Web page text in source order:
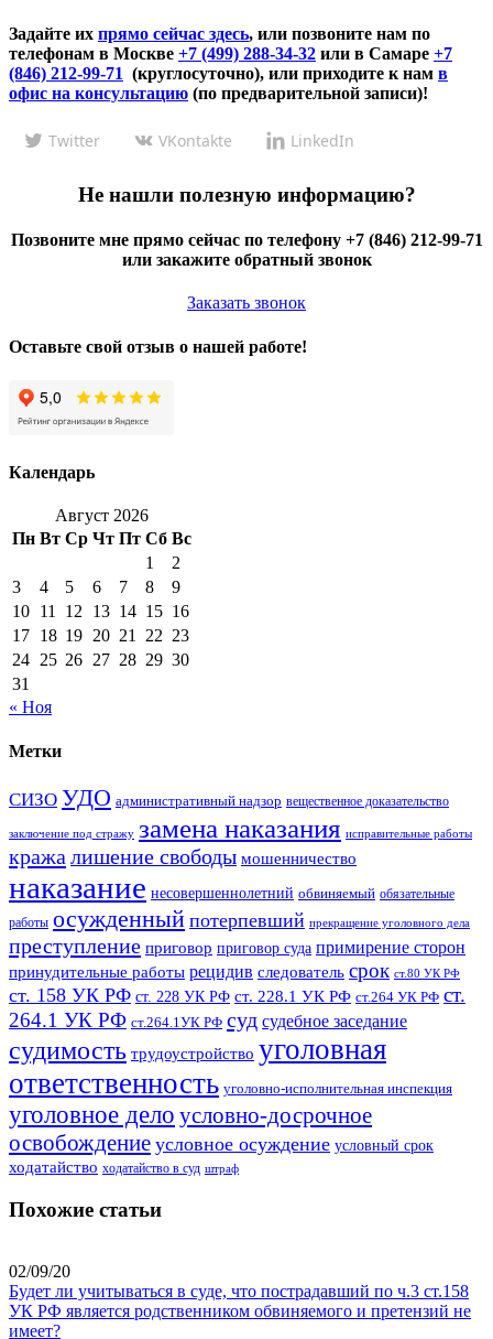
Задайте их прямо сейчас здесь, или позвоните нам по
телефонам в Москве +7 (499) 288-34-32 или в Самаре +7
(846) 212-99-71 (круглосуточно), или приходите к нам в
офис на консультацию (по предварительной записи)!
Twitter VKontakte LinkedIn
Не нашли полезную информацию?
Позвоните мне прямо сейчас по телефону +7 (846) 212-99-71
или закажите обратный звонок
Заказать звонок
Оставьте свой отзыв о нашей работе!
Календарь
Август 2026
Пн Вт Ср Чт Пт Сб Вс
1
2
3
4 5 6 7 8
9
10 11 12 13 14 15 16
17 18 19 20 21 22 23
24 25 26 27 28 29 30
31
« Ноя
Метки
СИЗО УДО административный надзор вещественное доказательство
заключение под стражу замена наказания исправительные работы
кража лишение свободы мошенничество
наказание несовершеннолетний обвиняемый обязательные
работы осужденный потерпевший прекращение уголовного дела
преступление приговор приговор суда примирение сторон
принудительные работы рецидив следователь срок ст.80 УК РФ
ст. 158 УК РФ ст. 228 УК РФ ст. 228.1 УК РФ ст.264 УК РФ ст.
264.1 УК РФ ст.264.1УК РФ суд судебное заседание
судимость трудоустройство уголовная
ответственность уголовно-исполнительная инспекция
уголовное дело условно-досрочное
освобождение условное осуждение условный срок
ходатайство ходатайство в суд штраф
Похожие статьи
02/09/20
Будет ли учитываться в суде, что пострадавший по ч.3 ст.158
УК РФ является родственником обвиняемого и претензий не
имеет?